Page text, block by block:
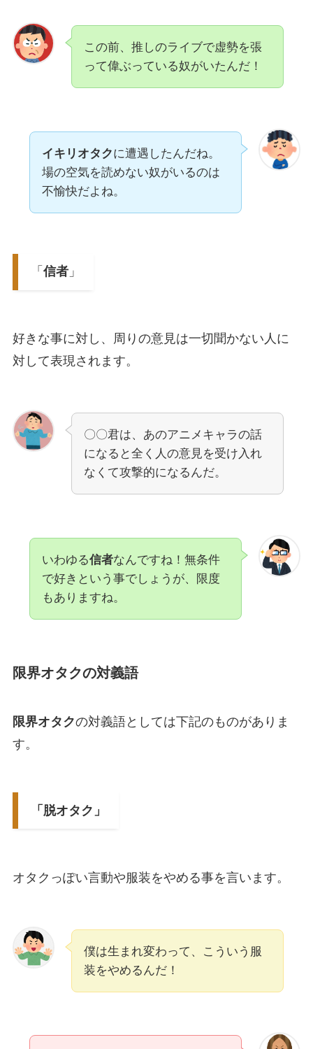
この前、推しのライブで虚勢を張
って偉ぶっている奴がいたんだ！
イキリオタクに遭遇したんだね。
場の空気を読めない奴がいるのは
不愉快だよね。
「 信者」
好きな事に対し、周りの意見は一切聞かない人に
対して表現されます。
〇〇君は、あのアニメキャラの話
になると全く人の意見を受け入れ
なくて攻撃的になるんだ。
いわゆる信者なんですね！無条件
で好きという事でしょうが、限度
もありますね。
限界オタクの対義語
限界オタクの対義語としては下記のものがありま
す。
「脱オタク」
オタクっぽい言動や服装をやめる事を言います。
僕は生まれ変わって、こういう服
装をやめるんだ！